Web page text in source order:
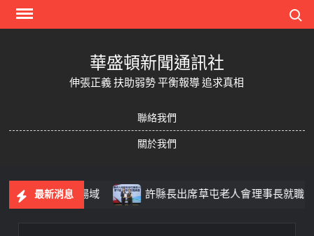
Skip
華盛頓新聞通訊社
伸張正義 扶助弱勢 平衡報導 追求真相
聯絡我們
關於我們
最新消息
營造心靈場域 許縣長出席草屯老人會理事長就職典禮